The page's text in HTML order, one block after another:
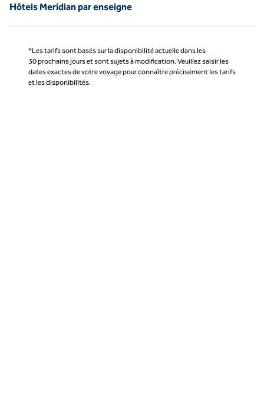
Hôtels Meridian par enseigne
*Les tarifs sont basés sur la disponibilité actuelle dans les
30 prochains jours et sont sujets à modification. Veuillez saisir les
dates exactes de votre voyage pour connaître précisément les tarifs
et les disponibilités.